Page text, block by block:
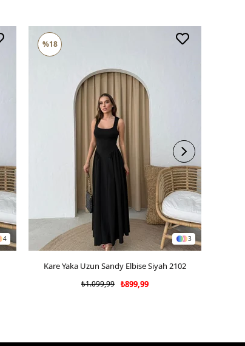
4 3
SEPETE EKLE
Kare Yaka Uzun Sandy Elbise Siyah 2102
₺899,99
₺1.099,99
%18